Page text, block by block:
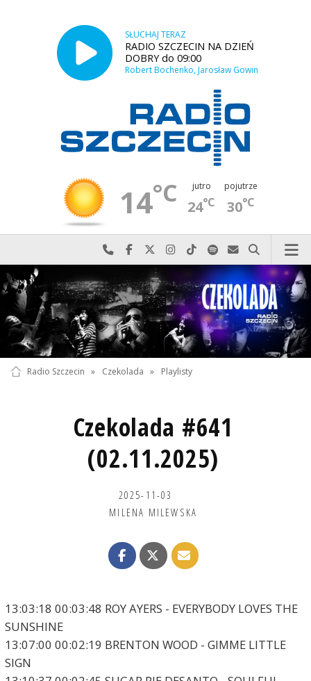
SŁUCHAJ TERAZ
RADIO SZCZECIN NA DZIEŃ
DOBRY do 09:00
Robert Bochenko, Jarosław Gowin
14°C jutro
24°C
pojutrze
30°C
Najlepiej po prostu do nas zadzwoń
Odwiedź nas na Facebook-u
Odwiedź nas na X
Odwiedź nas na Instagram-ie
Odwiedź nas na TikTok-u
Szukaj nas na Spotify
Wyślij do nas
Szukaj
Radio Szczecin » Czekolada » Playlisty
Czekolada #641
(02.11.2025)
2025-11-03
MILENA MILEWSKA
13:03:18 00:03:48 ROY AYERS - EVERYBODY LOVES THE
SUNSHINE
13:07:00 00:02:19 BRENTON WOOD - GIMME LITTLE
SIGN